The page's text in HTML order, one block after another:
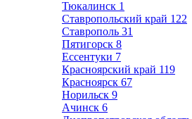
Тюкалинск 1
Ставропольский край 122
Ставрополь 31
Пятигорск 8
Ессентуки 7
Красноярский край 119
Красноярск 67
Норильск 9
Ачинск 6